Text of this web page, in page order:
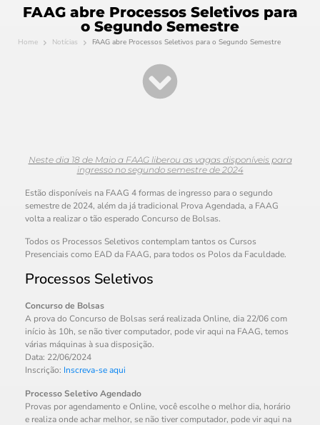
FAAG abre Processos Seletivos para
o Segundo Semestre
Home Notícias FAAG abre Processos Seletivos para o Segundo Semestre
Neste dia 18 de Maio a FAAG liberou as vagas disponíveis para
ingresso no segundo semestre de 2024
Estão disponíveis na FAAG 4 formas de ingresso para o segundo
semestre de 2024, além da já tradicional Prova Agendada, a FAAG
volta a realizar o tão esperado Concurso de Bolsas.
Todos os Processos Seletivos contemplam tantos os Cursos
Presenciais como EAD da FAAG, para todos os Polos da Faculdade.
Processos Seletivos
Concurso de Bolsas
A prova do Concurso de Bolsas será realizada Online, dia 22/06 com
início às 10h, se não tiver computador, pode vir aqui na FAAG, temos
várias máquinas à sua disposição.
Data: 22/06/2024
Inscrição: Inscreva-se aqui
Processo Seletivo Agendado
Provas por agendamento e Online, você escolhe o melhor dia, horário
e realiza onde achar melhor, se não tiver computador, pode vir aqui na